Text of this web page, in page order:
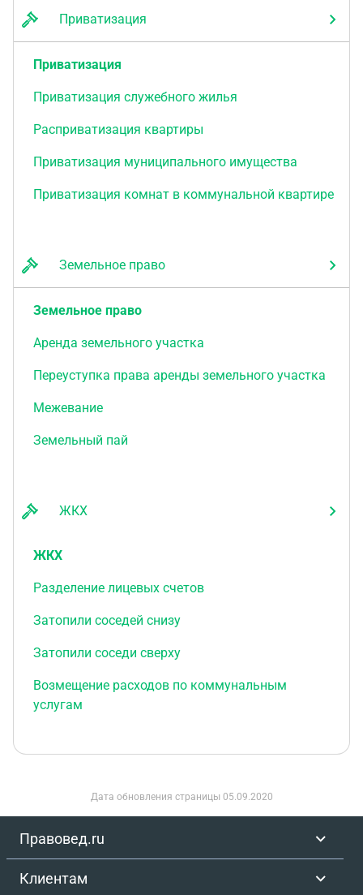
Приватизация
Приватизация
Приватизация служебного жилья
Расприватизация квартиры
Приватизация муниципального имущества
Приватизация комнат в коммунальной квартире
Земельное право
Земельное право
Аренда земельного участка
Переуступка права аренды земельного участка
Межевание
Земельный пай
ЖКХ
ЖКХ
Разделение лицевых счетов
Затопили соседей снизу
Затопили соседи сверху
Возмещение расходов по коммунальным
услугам
Дата обновления страницы 05.09.2020
Правовед.ru
Клиентам